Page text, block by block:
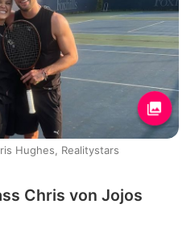
Hughes, Realitystars
Chris von Jojos